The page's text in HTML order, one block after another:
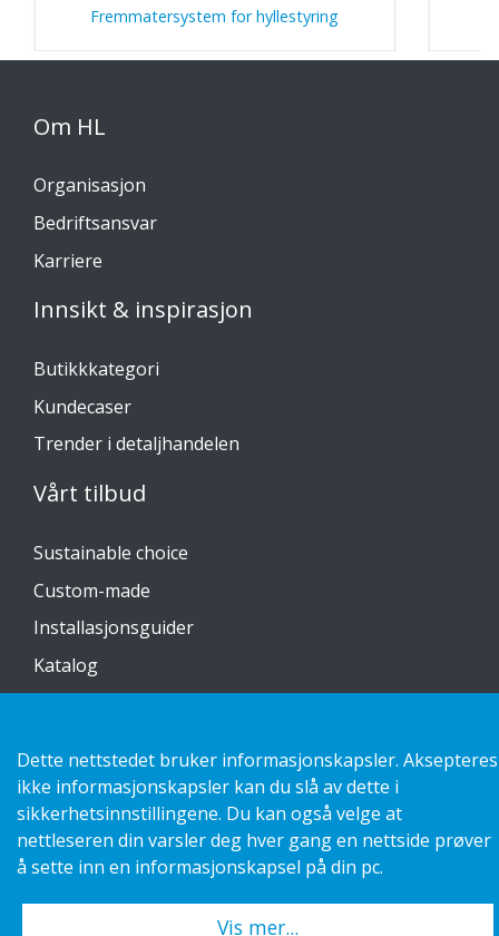
Fremmatersystem for hyllestyring
Om HL
Organisasjon
Bedriftsansvar
Karriere
Innsikt & inspirasjon
Butikkkategori
Kundecaser
Trender i detaljhandelen
Vårt tilbud
Sustainable choice
Custom-made
Installasjonsguider
Katalog
Personvernerklæring
Dette nettstedet bruker informasjonskapsler. Aksepteres
ikke informasjonskapsler kan du slå av dette i
sikkerhetsinnstillingene. Du kan også velge at
nettleseren din varsler deg hver gang en nettside prøver
å sette inn en informasjonskapsel på din pc.
Vis mer...